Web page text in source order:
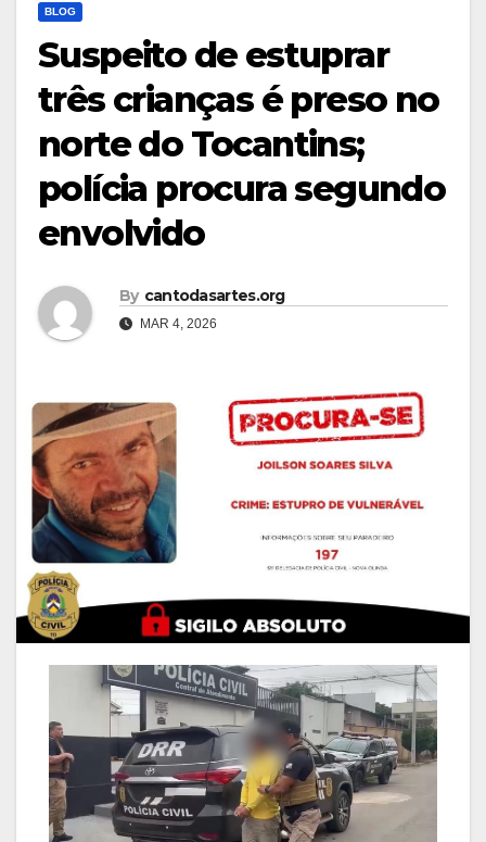
BLOG
Suspeito de estuprar
três crianças é preso no
norte do Tocantins;
polícia procura segundo
envolvido
By cantodasartes.org
MAR 4, 2026